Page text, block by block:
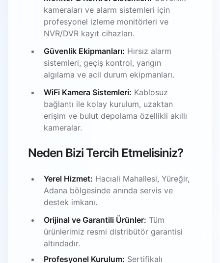
kameraları ve alarm sistemleri için
profesyonel izleme monitörleri ve
NVR/DVR kayıt cihazları.
Güvenlik Ekipmanları: Hırsız alarm
sistemleri, geçiş kontrol, yangın
algılama ve acil durum ekipmanları.
WiFi Kamera Sistemleri: Kablosuz
bağlantı ile kolay kurulum, uzaktan
erişim ve bulut depolama özellikli akıllı
kameralar.
Neden Bizi Tercih Etmelisiniz?
Yerel Hizmet: Hacıali Mahallesi, Yüreğir,
Adana bölgesinde anında servis ve
destek imkanı.
Orijinal ve Garantili Ürünler: Tüm
ürünlerimiz resmi distribütör garantisi
altındadır.
Profesyonel Kurulum: Sertifikalı